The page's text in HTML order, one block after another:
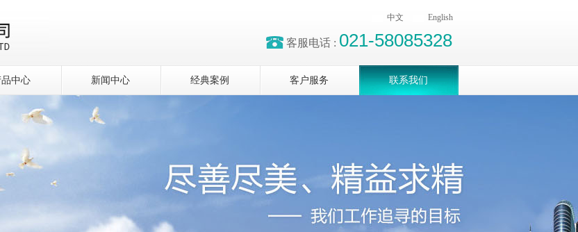
中文 English
客服电话 : 021-58085328
品中心 新闻中心 经典案例 客户服务 联系我们